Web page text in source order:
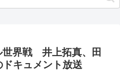
界戦 井上拓真、田
キュメント放送